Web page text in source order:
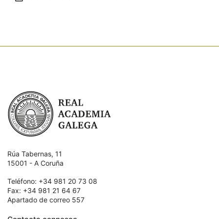
Real Academia Galega
Rúa Tabernas, 11
15001 - A Coruña
Teléfono: +34 981 20 73 08
Fax: +34 981 21 64 67
Apartado de correo 557